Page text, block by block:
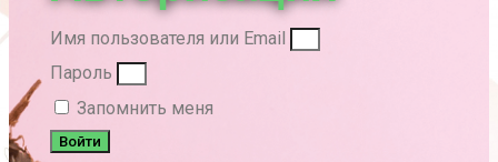
Имя пользователя или Email
Пароль
Запомнить меня
Войти